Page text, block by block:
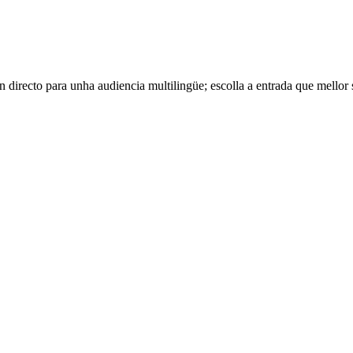
para unha audiencia multilingüe; escolla a entrada que mellor